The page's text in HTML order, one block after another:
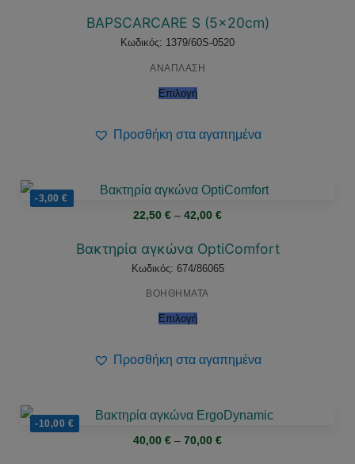
through
115,00 €
BAPSCARCARE S (5x20cm)
Κωδικός: 1379/60S-0520
ΑΝΑΠΛΑΣΗ
Επιλογή
Προσθήκη στα αγαπημένα
-3,00€
22,50 € – 42,00 €Price
through
42,00 €
Βακτηρία αγκώνα OptiComfort
Κωδικός: 674/86065
ΒΟΗΘΗΜΑΤΑ
Επιλογή
Προσθήκη στα αγαπημένα
-10,00 €
40,00 € – 70,00 €Price